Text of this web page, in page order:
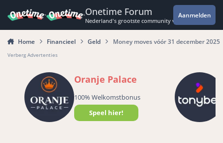
Onetime Forum
Nederland's grootste community voor de
Aanmelden
Home Financieel Geld Money moves vóór 31 december 2025
Verberg Advertenties
Oranje Palace
100% Welkomstbonus
Speel hier!